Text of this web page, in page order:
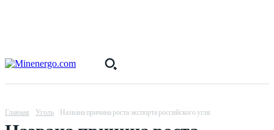
Главная Уголь Названа причина роста экспорта российского угля